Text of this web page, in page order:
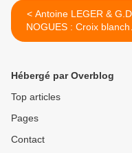
< Antoine LEGER & G.D.
NOGUES : Croix blanche
sur fond blanc.
Hébergé par Overblog
Top articles
Pages
Contact